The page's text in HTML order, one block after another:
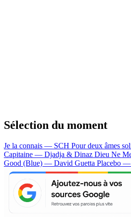
Sélection du moment
Je la connais — SCH Pour deux âmes
Capitaine — Djadja & Dinaz Dieu Ne
Good (Blue) — David Guetta Placebo